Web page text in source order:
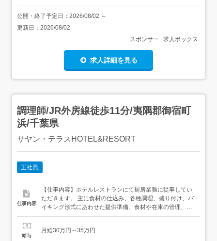
公開・終了予定日： 2026/08/02 ～
更新日： 2026/08/02
スポンサー : 求人ボックス
求人詳細を見る
調理師/JR外房線徒歩11分/夷隅郡御宿町
浜/千葉県
サヤン・テラスHOTEL&RESORT
正社員
仕事内容
【仕事内容】ホテルレストランにて厨房業務に従事してい
ただきます。 主に食材の仕込み、各種調理、盛り付け、バ
イキング形式にあわせた提供準備、食材や在庫の管理、衛
生管理、メニュー提案や改善に向けたアイデア出しなどを
なので、ライフスタイルに合わせて通勤方法が選べます
給与
月給30万円～35万円